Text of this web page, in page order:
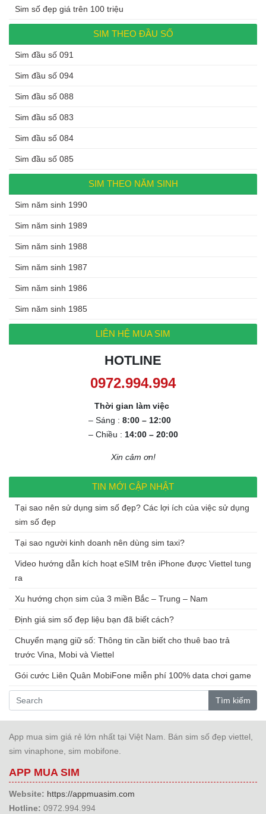
Sim số đẹp giá trên 100 triệu
SIM THEO ĐẦU SỐ
Sim đầu số 091
Sim đầu số 094
Sim đầu số 088
Sim đầu số 083
Sim đầu số 084
Sim đầu số 085
SIM THEO NĂM SINH
Sim năm sinh 1990
Sim năm sinh 1989
Sim năm sinh 1988
Sim năm sinh 1987
Sim năm sinh 1986
Sim năm sinh 1985
LIÊN HỆ MUA SIM
HOTLINE
0972.994.994
Thời gian làm việc
– Sáng : 8:00 – 12:00
– Chiều : 14:00 – 20:00
Xin cảm ơn!
TIN MỚI CẬP NHẬT
Tại sao nên sử dụng sim số đẹp? Các lợi ích của việc sử dụng
sim số đẹp
Tại sao người kinh doanh nên dùng sim taxi?
Video hướng dẫn kích hoạt eSIM trên iPhone được Viettel tung
ra
Xu hướng chọn sim của 3 miền Bắc – Trung – Nam
Định giá sim số đẹp liệu bạn đã biết cách?
Chuyển mạng giữ số: Thông tin cần biết cho thuê bao trả
trước Vina, Mobi và Viettel
Gói cước Liên Quân MobiFone miễn phí 100% data chơi game
Tìm kiếm
App mua sim giá rẻ lớn nhất tại Việt Nam. Bán sim số đẹp viettel,
sim vinaphone, sim mobifone.
APP MUA SIM
Website: https://appmuasim.com
Hotline: 0972.994.994